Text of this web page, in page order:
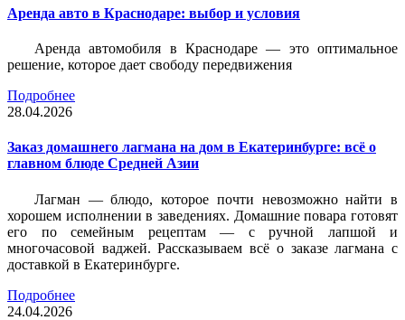
Аренда авто в Краснодаре: выбор и условия
Аренда автомобиля в Краснодаре — это оптимальное
решение, которое дает свободу передвижения
Подробнее
28.04.2026
Заказ домашнего лагмана на дом в Екатеринбурге: всё о
главном блюде Средней Азии
Лагман — блюдо, которое почти невозможно найти в
хорошем исполнении в заведениях. Домашние повара готовят
его по семейным рецептам — с ручной лапшой и
многочасовой ваджей. Рассказываем всё о заказе лагмана с
доставкой в Екатеринбурге.
Подробнее
24.04.2026